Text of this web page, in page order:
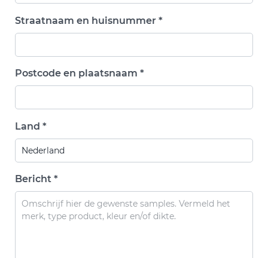
Straatnaam en huisnummer *
Postcode en plaatsnaam *
Land *
Bericht *